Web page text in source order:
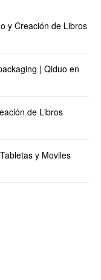
y Creación de Libros
| Qiduo en
de Libros
y Moviles